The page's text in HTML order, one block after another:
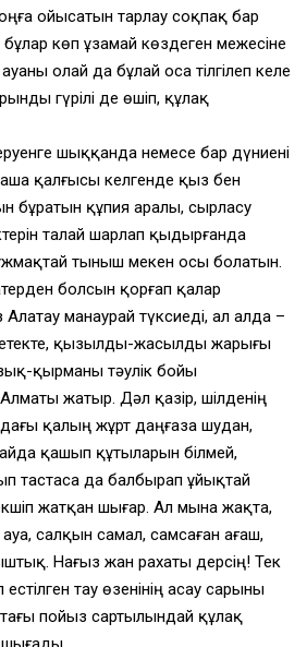
ойысатын тарлау соқпақ бар
көп ұзамай көздеген межесіне
олай да бұлай оса тілгілеп келе
гүрілі де өшіп, құлақ
шыққанда немесе бар дүниені
қалғысы келгенде қыз бен
бұратын құпия аралы, сырласу
талай шарлап қыдырғанда
тыныш мекен осы болатын.
болсын қорғап қалар
манаурай түксиеді, ал алда –
қызылды-жасылды жарығы
қырманы тәулік бойы
жатыр. Дәл қазір, шілденің
қалың жұрт даңғаза шудан,
қашып құтыларын білмей,
тастаса да балбырап ұйықтай
жатқан шығар. Ал мына жақта,
салқын самал, самсаған ағаш,
Нағыз жан рахаты дерсің! Тек
тау өзенінің асау сарыны
пойыз сартылындай құлақ